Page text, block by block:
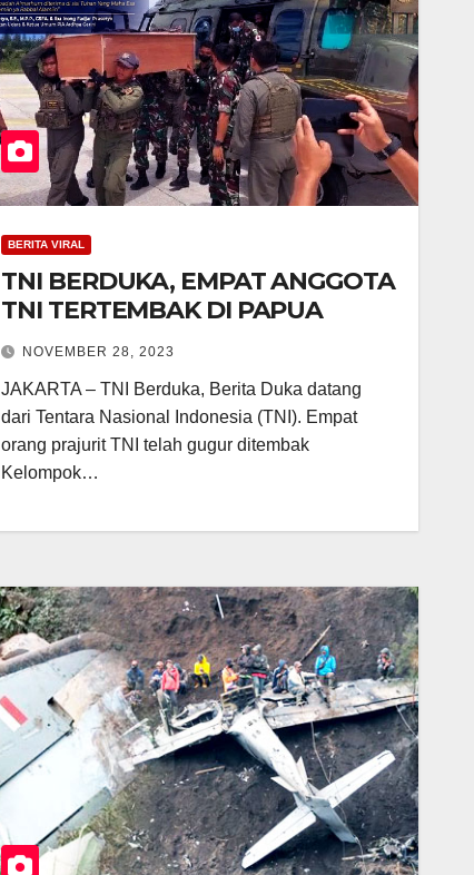
BERITA VIRAL
TNI BERDUKA, EMPAT ANGGOTA
TNI TERTEMBAK DI PAPUA
NOVEMBER 28, 2023
JAKARTA – TNI Berduka, Berita Duka datang
dari Tentara Nasional Indonesia (TNI). Empat
orang prajurit TNI telah gugur ditembak
Kelompok…